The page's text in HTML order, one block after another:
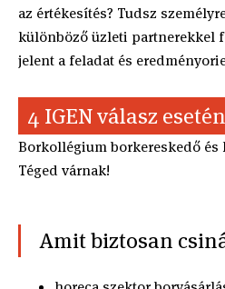
az értékesítés? Tudsz
különböző üzleti partnerekkel
jelent a feladat és
4 IGEN válasz esetén
Borkollégium borkereskedő és
Téged várnak!
Amit biztosan